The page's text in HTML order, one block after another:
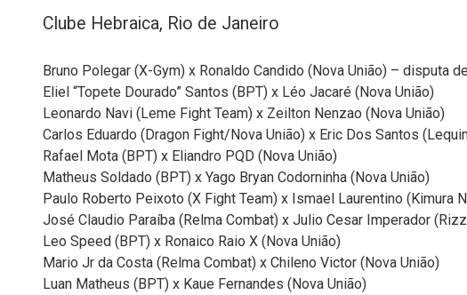
Clube Hebraica, Rio de Janeiro
Bruno Polegar (X-Gym) x Ronaldo Candido (Nova União) – disputa
Eliel “Topete Dourado” Santos (BPT) x Léo Jacaré (Nova União)
Leonardo Navi (Leme Fight Team) x Zeilton Nenzao (Nova União)
Carlos Eduardo (Dragon Fight/Nova União) x Eric Dos Santos
Rafael Mota (BPT) x Eliandro PQD (Nova União)
Matheus Soldado (BPT) x Yago Bryan Codorninha (Nova União)
Paulo Roberto Peixoto (X Fight Team) x Ismael Laurentino (Kimura
José Claudio Paraíba (Relma Combat) x Julio Cesar Imperador
Leo Speed (BPT) x Ronaico Raio X (Nova União)
Mario Jr da Costa (Relma Combat) x Chileno Victor (Nova União)
Luan Matheus (BPT) x Kaue Fernandes (Nova União)